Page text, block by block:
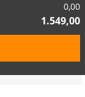
0,00
1.549,00